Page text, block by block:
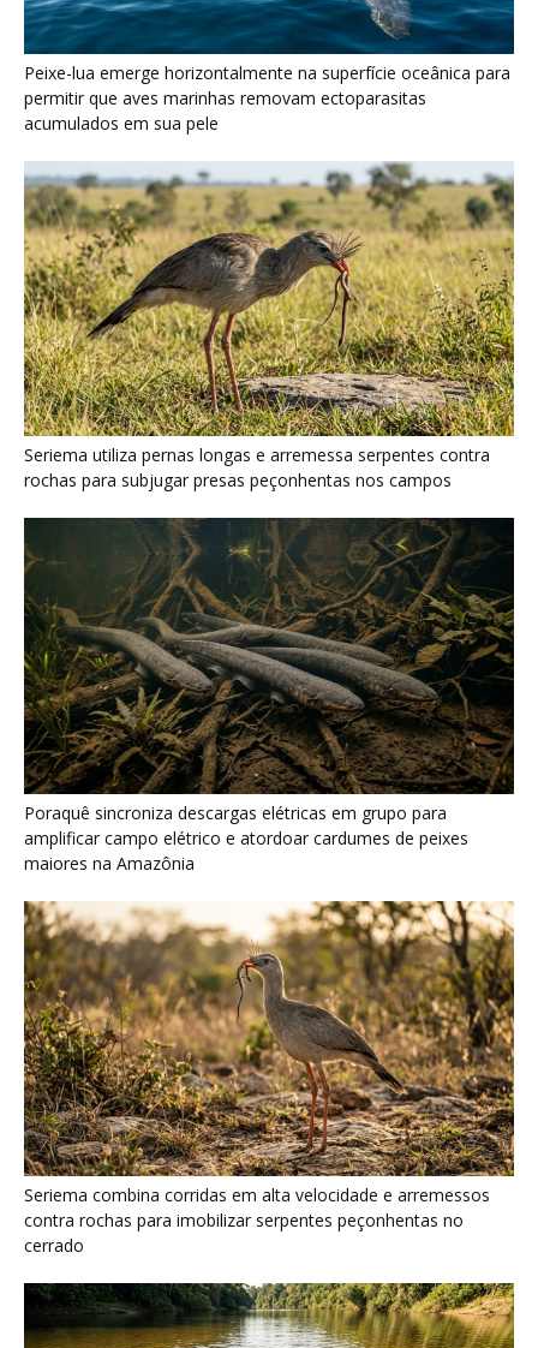
Seriema utiliza pernas longas e arremessa serpentes contra
rochas para subjugar presas peçonhentas nos campos
Poraquê sincroniza descargas elétricas em grupo para
amplificar campo elétrico e atordoar cardumes de peixes
maiores na Amazônia
Seriema combina corridas em alta velocidade e arremessos
contra rochas para imobilizar serpentes peçonhentas no
cerrado
Ariranha sincroniza caça coletiva com vocalização subaquática
e cerca cardumes em rios rasos da Amazônia